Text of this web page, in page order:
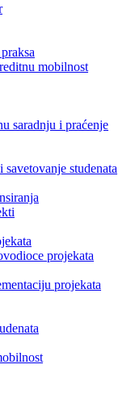
mobilnost
saradnju i praćenje
studenata
projekata
projekata